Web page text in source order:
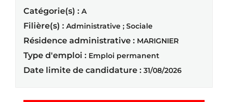
Catégorie(s) : A
Filière(s) : Administrative ; Sociale
Résidence administrative : MARIGNIER
Type d'emploi : Emploi permanent
Date limite de candidature : 31/08/2026